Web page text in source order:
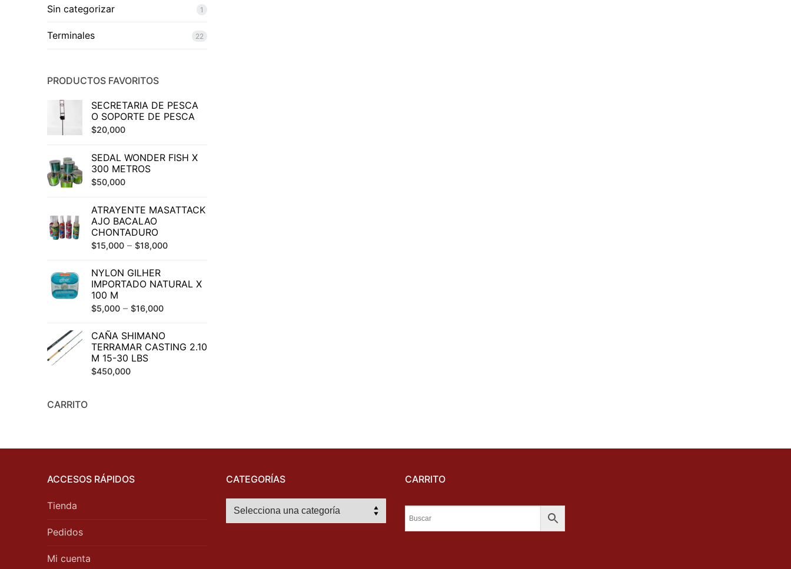
Sin categorizar 1
Terminales 22
PRODUCTOS FAVORITOS
SECRETARIA DE PESCA
O SOPORTE DE PESCA
$20,000
SEDAL WONDER FISH X
300 METROS
$50,000
ATRAYENTE MASATTACK
AJO BACALAO
CHONTADURO
$15,000 – $18,000
NYLON GILHER
IMPORTADO NATURAL X
100 M
$5,000 – $16,000
CAÑA SHIMANO
TERRAMAR CASTING 2.10
M 15-30 LBS
$450,000
CARRITO
ACCESOS RÁPIDOS
Tienda
Pedidos
Mi cuenta
CATEGORÍAS CARRITO